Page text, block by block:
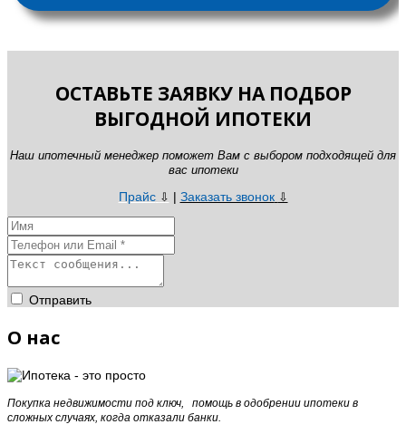
ОСТАВЬТЕ ЗАЯВКУ НА ПОДБОР
ВЫГОДНОЙ ИПОТЕКИ
Наш ипотечный менеджер поможет Вам с выбором подходящей для
вас ипотеки
Прайс ⇩ | Заказать звонок ⇩
Отправить
О нас
Покупка недвижимости под ключ, помощь в одобрении ипотеки в
сложных случаях, когда отказали банки.